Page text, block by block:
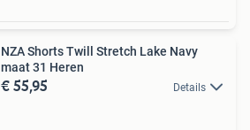
NZA Shorts Twill Stretch Lake Navy
maat 31 Heren
€ 55,95 Details